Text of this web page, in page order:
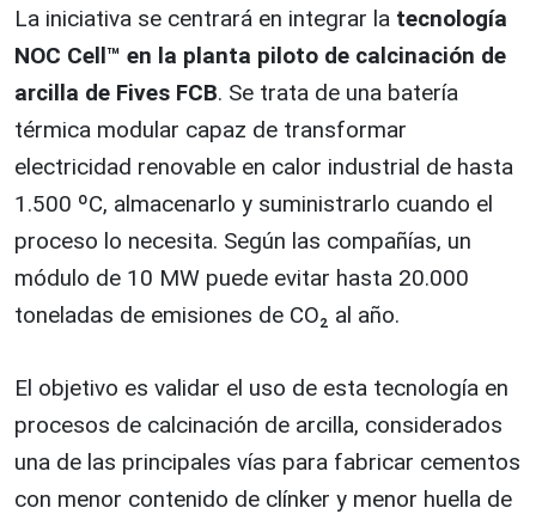
La iniciativa se centrará en integrar la tecnología
NOC Cell™ en la planta piloto de calcinación de
arcilla de Fives FCB. Se trata de una batería
térmica modular capaz de transformar
electricidad renovable en calor industrial de hasta
1.500 ºC, almacenarlo y suministrarlo cuando el
proceso lo necesita. Según las compañías, un
módulo de 10 MW puede evitar hasta 20.000
toneladas de emisiones de CO₂ al año.
El objetivo es validar el uso de esta tecnología en
procesos de calcinación de arcilla, considerados
una de las principales vías para fabricar cementos
con menor contenido de clínker y menor huella de